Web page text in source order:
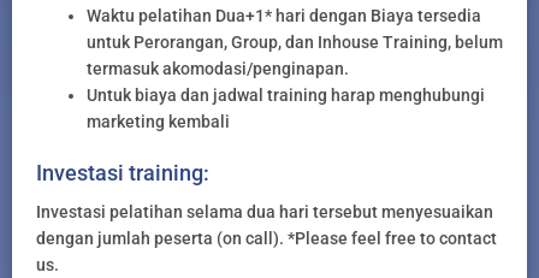
Waktu pelatihan Dua+1* hari dengan Biaya tersedia
untuk Perorangan, Group, dan Inhouse Training, belum
termasuk akomodasi/penginapan.
Untuk biaya dan jadwal training harap menghubungi
marketing kembali
Investasi training:
Investasi pelatihan selama dua hari tersebut menyesuaikan
dengan jumlah peserta (on call). *Please feel free to contact
us.